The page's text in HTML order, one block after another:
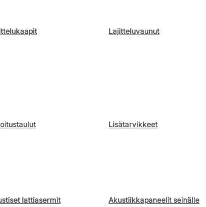
Lajitteluvaunut
Lisätarvikkeet
lattiasermit
Akustiikkapaneelit seinälle